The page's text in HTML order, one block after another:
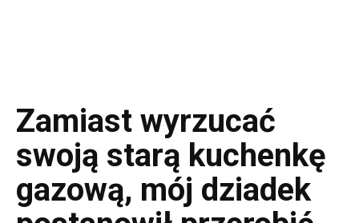
Zamiast wyrzucać
swoją starą kuchenkę
gazową, mój dziadek